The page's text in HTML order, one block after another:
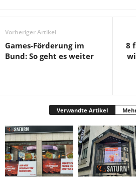
Vorheriger Artikel
Games-Förderung im
Bund: So geht es weiter
8
Verwandte Artikel